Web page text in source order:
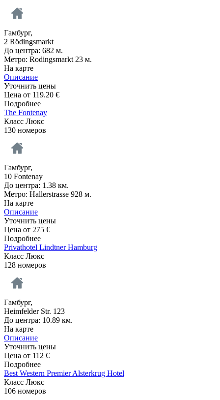
Гамбург,
2 Rödingsmarkt
До центра: 682 м.
Метро: Rodingsmarkt 23 м.
На карте
Описание
Уточнить цены
Цена от 119.20 €
Подробнее
The Fontenay
Класс Люкс
130 номеров
Гамбург,
10 Fontenay
До центра: 1.38 км.
Метро: Hallerstrasse 928 м.
На карте
Описание
Уточнить цены
Цена от 275 €
Подробнее
Privathotel Lindtner Hamburg
Класс Люкс
128 номеров
Гамбург,
Heimfelder Str. 123
До центра: 10.89 км.
На карте
Описание
Уточнить цены
Цена от 112 €
Подробнее
Best Western Premier Alsterkrug Hotel
Класс Люкс
106 номеров